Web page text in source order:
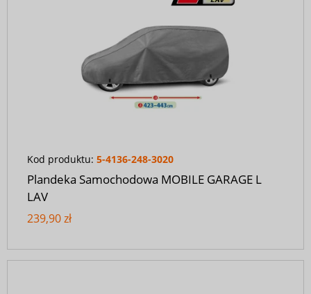
Kod produktu: 5-4136-248-3020
Plandeka Samochodowa MOBILE GARAGE L
LAV
239,90 zł